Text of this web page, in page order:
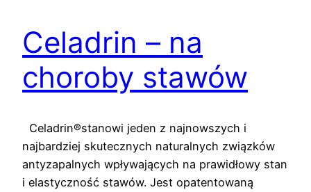
Celadrin – na
choroby stawów
Celadrin®stanowi jeden z najnowszych i
najbardziej skutecznych naturalnych związków
antyzapalnych wpływających na prawidłowy stan
i elastyczność stawów. Jest opatentowaną